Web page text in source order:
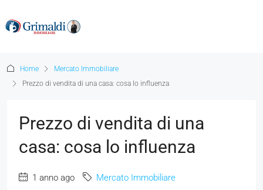
Home
Mercato Immobiliare
Prezzo di vendita di una casa: cosa lo influenza
Prezzo di vendita di una
casa: cosa lo influenza
1 anno ago Mercato Immobiliare